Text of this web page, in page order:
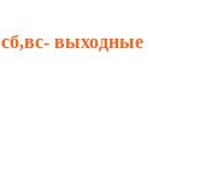
сб,вс- выходные